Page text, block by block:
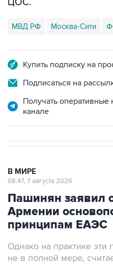
МВД РФ
Подписаться на
Получать
Пашинян заявил
Армении
принципам ЕАЭС
Однако на практике эти